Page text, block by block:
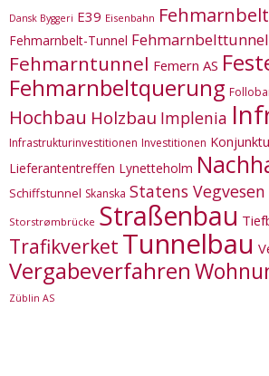
Dansk Byggeri E39 Eisenbahn
Fehmarnbelt-Tunnel Fehmarnbelttunnel
Fehmarntunnel Femern AS
Fehmarnbeltquerung
Hochbau Holzbau Implenia
Infrastrukturinvestitionen Investitionen
Lieferantentreffen Lynetteholm
Schiffstunnel Skanska Statens Vegvesen
Storstrømbrücke Straßenbau
Trafikverket Tunnelbau
Vergabeverfahren
Züblin AS